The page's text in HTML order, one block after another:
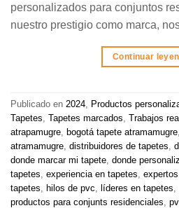
personalizados para conjuntos
nuestro prestigio como marca,
Continuar
Publicado en 2024, Productos
Tapetes, Tapetes marcados, Trabajos
atrapamugre, bogotá tapete atramamugre,
atramamugre, distribuidores de tapetes,
donde marcar mi tapete, donde
tapetes, experiencia en tapetes,
tapetes, hilos de pvc, líderes en tapetes,
productos para conjunts residenciales,